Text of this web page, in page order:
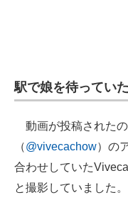
モノづくり技術者専門
エレクトロニクス専門
電子設計の基本と応用
エネルギーの専門メディ
駅で娘を待ってい
動画が投稿された
（@vivecachow）の
合わせしていた
と撮影していました。